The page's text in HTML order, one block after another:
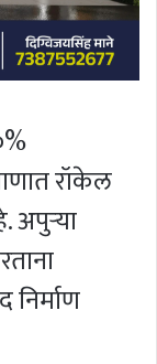
रॉकेल
अपुऱ्या